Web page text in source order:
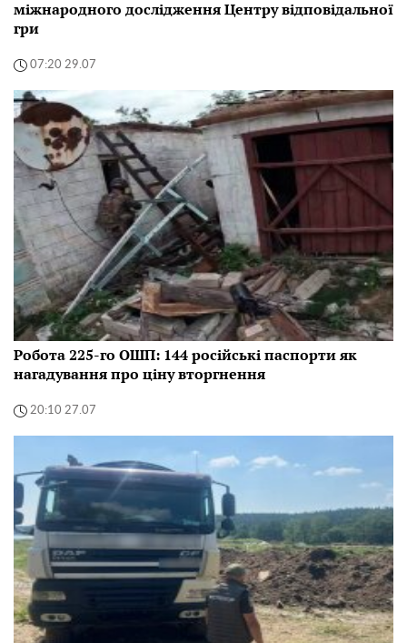
міжнародного дослідження Центру відповідальної
гри
07:20 29.07
Робота 225-го ОШП: 144 російські паспорти як
нагадування про ціну вторгнення
20:10 27.07